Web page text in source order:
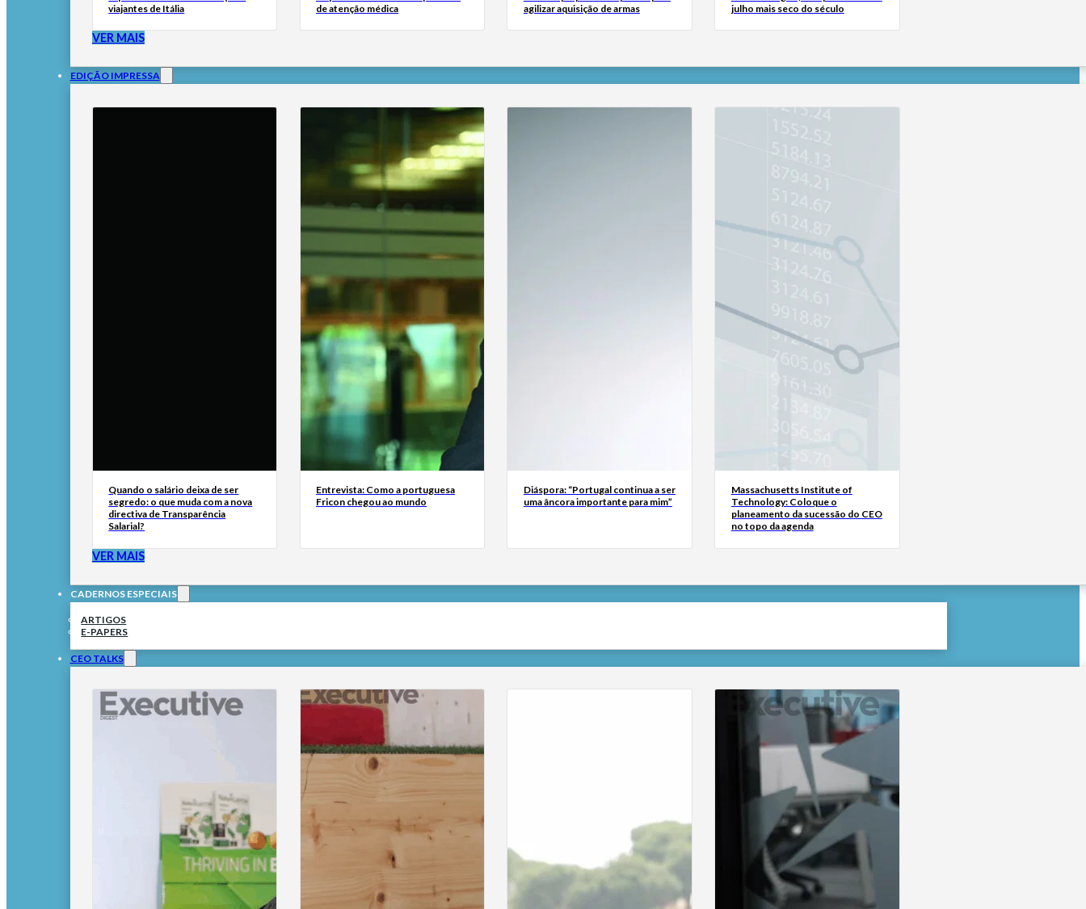
viajantes de Itália
de atenção médica
agilizar aquisição de armas
julho mais seco do século
VER MAIS
EDIÇÃO IMPRESSA
Quando o salário deixa de ser
segredo: o que muda com a nova
directiva de Transparência
Salarial?
Entrevista: Como a portuguesa
Fricon chegou ao mundo
Diáspora: “Portugal continua a ser
uma âncora importante para mim”
Massachusetts Institute of
Technology: Coloque o
planeamento da sucessão do CEO
no topo da agenda
VER MAIS
CADERNOS ESPECIAIS
ARTIGOS
E-PAPERS
CEO TALKS